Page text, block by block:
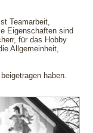
Teamarbeit,
Eigenschaften sind
für das Hobby
Allgemeinheit,
haben.